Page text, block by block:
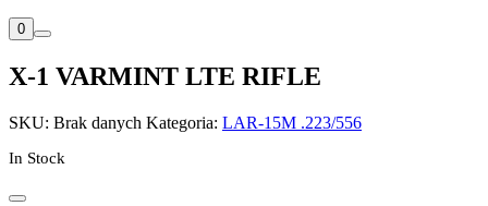
0Panel
bocznyGłówne
X-1 VARMINT LTE RIFLE
SKU: Brak danych Kategoria: LAR-15M .223/556
In Stock